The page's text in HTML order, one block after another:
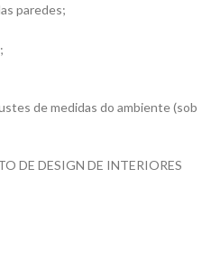
paredes;
de medidas do ambiente (sob
DE DESIGN DE INTERIORES